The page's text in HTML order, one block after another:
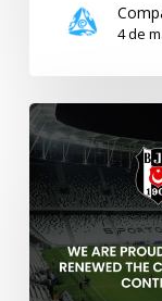
4 de
Comparisonator
dá
boas-
vindas
a
Beşiktaş